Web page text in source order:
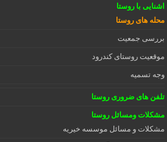
اشنایی با روستا
محله های روستا
بررسی جمعیت
موقعیت روستای کندرود
وجه تسمیه
تلفن های ضروری روستا
مشکلات ومسائل روستا
مشکلات و مسائل موسسه خیریه